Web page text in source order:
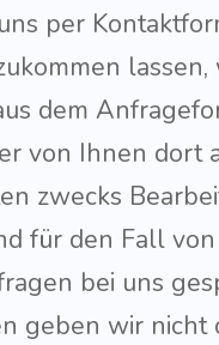
per
dem
von Ihnen dort
zwecks
für den Fall von
bei uns
geben wir nicht